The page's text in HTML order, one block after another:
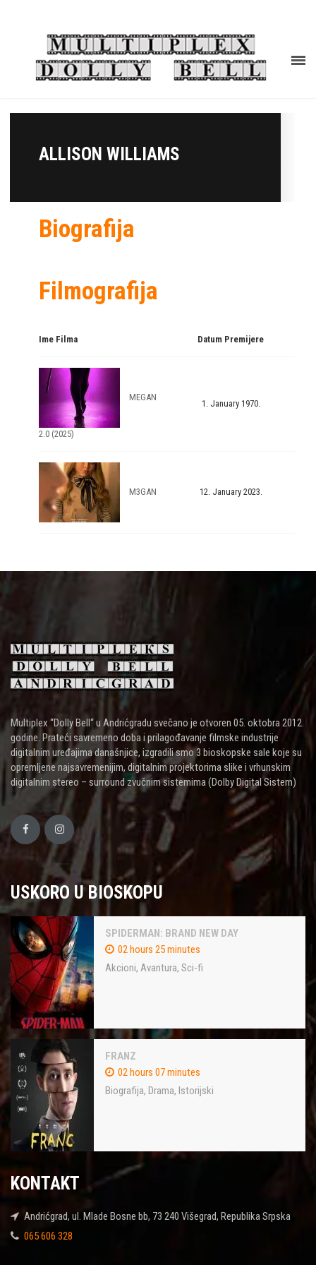
ALLISON WILLIAMS
Biografija
Filmografija
Ime Filma Datum Premijere
MEGAN
2.0 (2025)
1. January 1970.
M3GAN 12. January 2023.
Multiplex “Dolly Bell“ u Andrićgradu svečano je otvoren 05. oktobra 2012.
godine. Prateći savremeno doba i prilagođavanje filmske industrije
digitalnim uređajima današnjice, izgradili smo 3 bioskopske sale koje su
opremljene najsavremenijim, digitalnim projektorima slike i vrhunskim
digitalnim stereo – surround zvučnim sistemima (Dolby Digital Sistem)
USKORO U BIOSKOPU
SPIDERMAN: BRAND NEW DAY
02 hours 25 minutes
Akcioni, Avantura, Sci-fi
FRANZ
02 hours 07 minutes
Biografija, Drama, Istorijski
KONTAKT
Andrićgrad, ul. Mlade Bosne bb, 73 240 Višegrad, Republika Srpska
065 606 328